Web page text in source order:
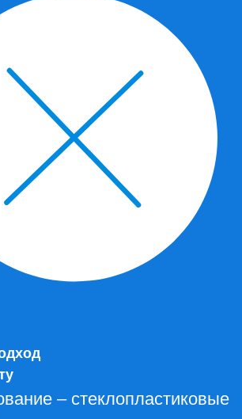
– стеклопластиковые